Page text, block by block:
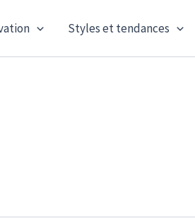
Styles et tendances